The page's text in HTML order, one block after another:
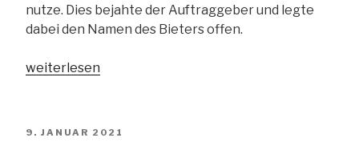
nutze. Dies bejahte der Auftraggeber und legte
dabei den Namen des Bieters offen.
„Rügeobliegenheit
weiterlesen
VERÖFFENTLICHT
9. JANUAR 2021